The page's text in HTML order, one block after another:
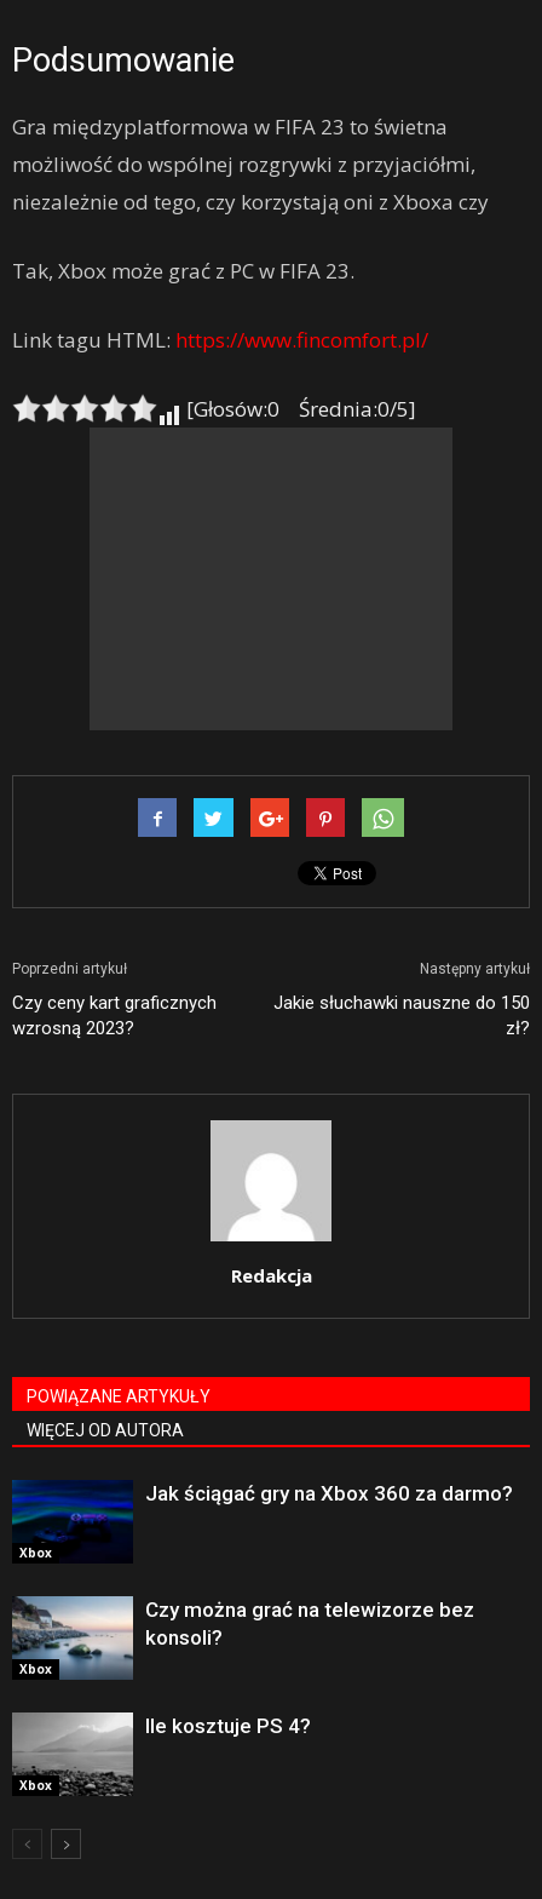
Podsumowanie
Gra międzyplatformowa w FIFA 23 to świetna
możliwość do wspólnej rozgrywki z przyjaciółmi,
niezależnie od tego, czy korzystają oni z Xboxa czy
Tak, Xbox może grać z PC w FIFA 23.
Link tagu HTML: https://www.fincomfort.pl/
[Głosów:0 Średnia:0/5]
Poprzedni artykuł
Czy ceny kart graficznych
wzrosną 2023?
Następny artykuł
Jakie słuchawki nauszne do 150
zł?
Redakcja
POWIĄZANE ARTYKUŁY
WIĘCEJ OD AUTORA
Xbox
Jak ściągać gry na Xbox 360 za darmo?
Xbox
Czy można grać na telewizorze bez
konsoli?
Xbox
Ile kosztuje PS 4?